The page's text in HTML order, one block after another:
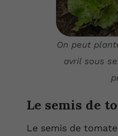
On peut
avril sous
Le semis de
Le semis de